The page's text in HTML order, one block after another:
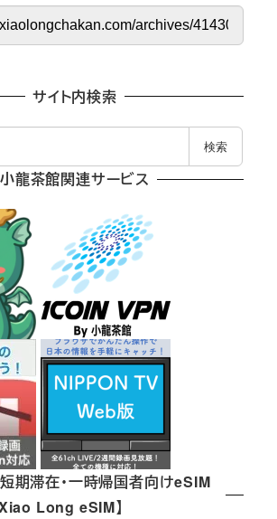
サイト内検索
検索
小龍茶館関連サービス
期滞在・一時帰国者向けeSIM
Long eSIM】